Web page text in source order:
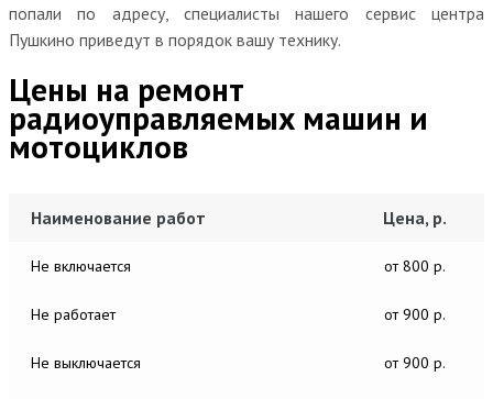
попали по адресу, специалисты нашего сервис центра
Пушкино приведут в порядок вашу технику.
Цены на ремонт
радиоуправляемых машин и
мотоциклов
Наименование работ Цена, р.
Не включается от 800 р.
Не работает от 900 р.
Не выключается от 900 р.